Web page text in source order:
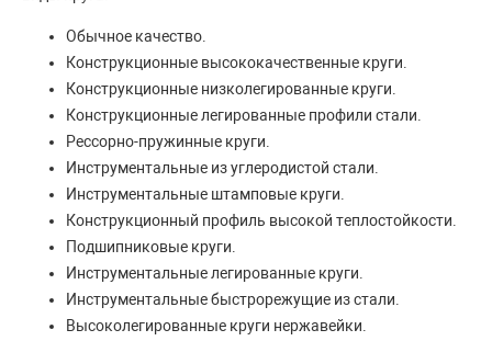
Обычное качество.
Конструкционные высококачественные круги.
Конструкционные низколегированные круги.
Конструкционные легированные профили стали.
Рессорно-пружинные круги.
Инструментальные из углеродистой стали.
Инструментальные штамповые круги.
Конструкционный профиль высокой теплостойкости.
Подшипниковые круги.
Инструментальные легированные круги.
Инструментальные быстрорежущие из стали.
Высоколегированные круги нержавейки.